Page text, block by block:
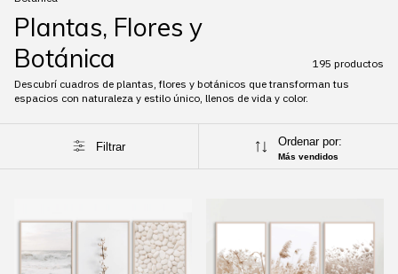
Plantas, Flores y
Botánica
195 productos
Descubrí cuadros de plantas, flores y botánicos que transforman tus
espacios con naturaleza y estilo único, llenos de vida y color.
Filtrar Ordenar por:
Más vendidos